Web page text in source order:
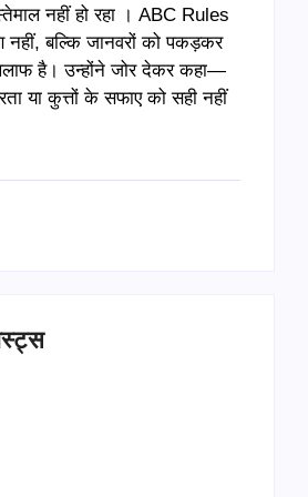
नहीं हो रहा । ABC Rules
नहीं, बल्कि जानवरों को पकड़कर
है। उन्होंने जोर देकर कहा—
या कुत्तों के सफाए को सही नहीं